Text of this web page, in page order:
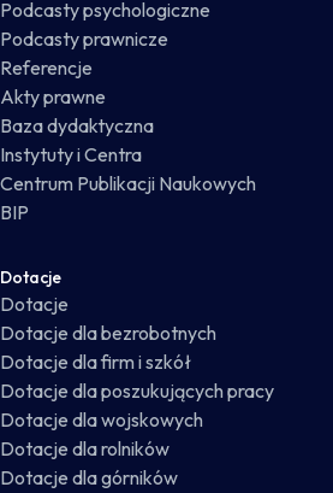
Podcasty psychologiczne
Podcasty prawnicze
Referencje
Akty prawne
Baza dydaktyczna
Instytuty i Centra
Centrum Publikacji Naukowych
BIP
Dotacje
Dotacje
Dotacje dla bezrobotnych
Dotacje dla firm i szkół
Dotacje dla poszukujących pracy
Dotacje dla wojskowych
Dotacje dla rolników
Dotacje dla górników